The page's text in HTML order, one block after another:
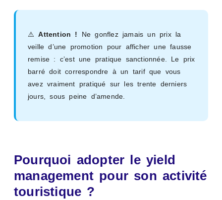
⚠️Attention !
Ne gonflez jamais un prix la
veille d’une promotion pour afficher une fausse
remise : c’est une pratique sanctionnée. Le prix
barré doit correspondre à un tarif que vous
avez vraiment pratiqué sur les trente derniers
jours, sous peine d’amende.
Pourquoi adopter le yield
management pour son activité
touristique ?